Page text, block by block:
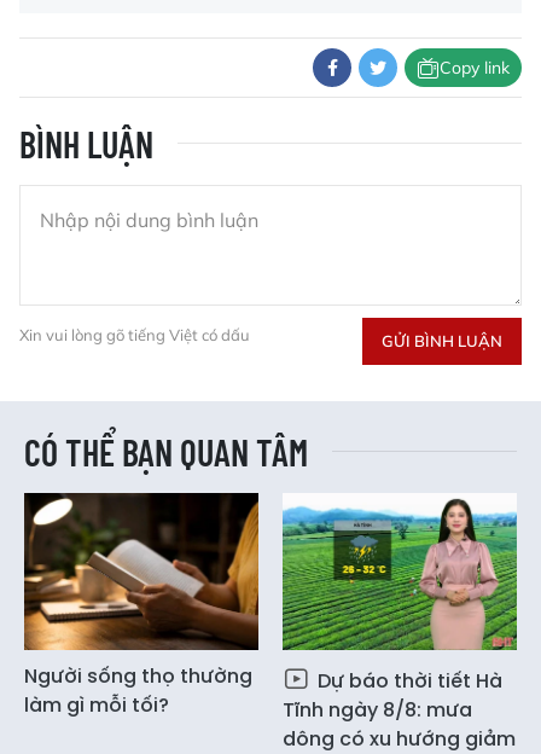
Copy link
BÌNH LUẬN
Xin vui lòng gõ tiếng Việt có dấu GỬI BÌNH LUẬN
CÓ THỂ BẠN QUAN TÂM
Người sống thọ thường
làm gì mỗi tối?
Dự báo thời tiết Hà
Tĩnh ngày 8/8: mưa
dông có xu hướng giảm